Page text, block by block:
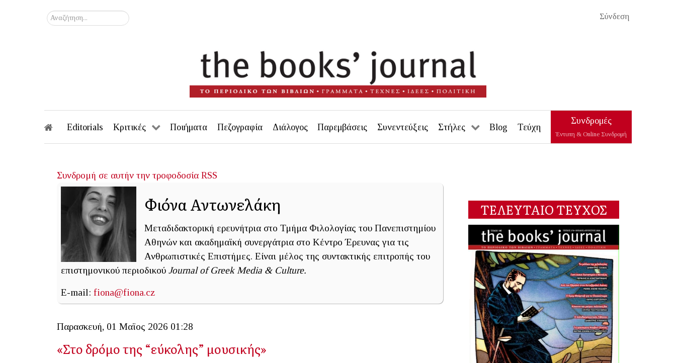
Σύνδεση
Αναζήτηση...
Editorials Κριτικές Ποιήματα Πεζογραφία Διάλογος Παρεμβάσεις Συνεντεύξεις Στήλες Blog Τεύχη
Συνδρομές
Έντυπη & Online Συνδρομή
Συνδρομή σε αυτήν την τροφοδοσία RSS
Φιόνα Αντωνελάκη
Μεταδιδακτορική ερευνήτρια στο Τμήμα Φιλολογίας του Πανεπιστημίου
Αθηνών και ακαδημαϊκή συνεργάτρια στο Κέντρο Έρευνας για τις
Ανθρωπιστικές Επιστήμες. Είναι μέλος της συντακτικής επιτροπής του
επιστημονικού περιοδικού Journal of Greek Media & Culture.
E-mail: fiona@fiona.cz
Παρασκευή, 01 Μαϊος 2026 01:28
«Στο δρόμο της “εύκολης” μουσικής»
ΤΕΛΕΥΤΑΙΟ ΤΕΥΧΟΣ